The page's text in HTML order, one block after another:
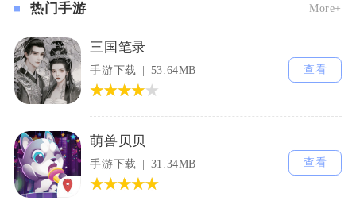
热门手游 More+
三国笔录
手游下载 53.64MB 查看
萌兽贝贝
手游下载 31.34MB 查看